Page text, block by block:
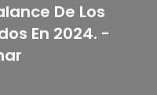
De Los
En 2024. -